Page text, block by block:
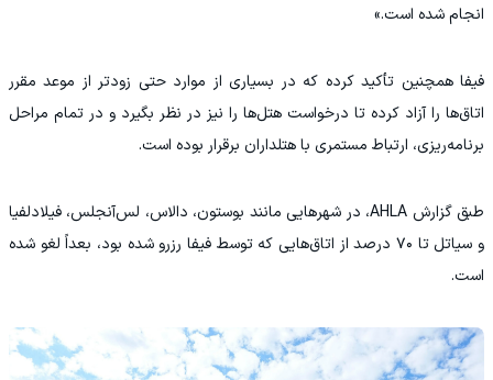
انجام شده است.»
فیفا همچنین تأکید کرده که در بسیاری از موارد حتی زودتر از موعد مقرر
اتاق‌ها را آزاد کرده تا درخواست هتل‌ها را نیز در نظر بگیرد و در تمام مراحل
برنامه‌ریزی، ارتباط مستمری با هتلداران برقرار بوده است.
طبق گزارش AHLA، در شهرهایی مانند بوستون، دالاس، لس‌آنجلس، فیلادلفیا
و سیاتل تا ۷۰ درصد از اتاق‌هایی که توسط فیفا رزرو شده بود، بعداً لغو شده
است.